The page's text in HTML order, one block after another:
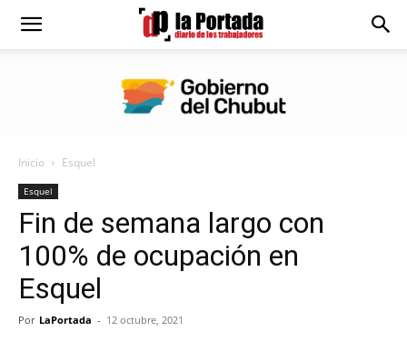
Diario
Portada
Inicio Esquel
Esquel
Fin de semana largo con
100% de ocupación en
Esquel
Por LaPortada - 12 octubre, 2021